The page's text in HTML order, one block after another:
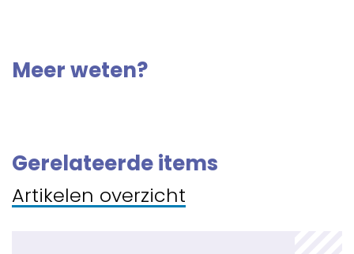
Meer weten?
Gerelateerde items
Artikelen overzicht